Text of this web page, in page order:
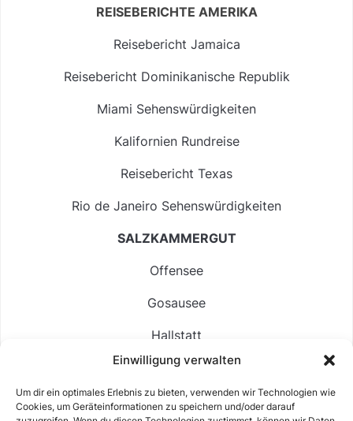
Einwilligung verwalten
Um dir ein optimales Erlebnis zu bieten, verwenden wir Technologien wie
Cookies, um Geräteinformationen zu speichern und/oder darauf
REISEBERICHTE AMERIKA
Reisebericht Jamaica
Reisebericht Dominikanische Republik
Miami Sehenswürdigkeiten
Kalifornien Rundreise
Reisebericht Texas
Rio de Janeiro Sehenswürdigkeiten
SALZKAMMERGUT
Offensee
Gosausee
Hallstatt
Langbathsee
Altausseer See